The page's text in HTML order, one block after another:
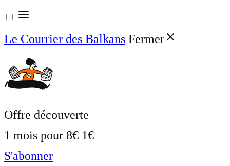
Aller
au
contenu
Le Courrier des Balkans Fermer
Offre découverte
1 mois pour 8€ 1€
S'abonner